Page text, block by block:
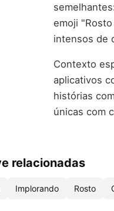
emoji
intensos de
Contexto
aplicativos
histórias
únicas com
relacionadas
Implorando Rosto